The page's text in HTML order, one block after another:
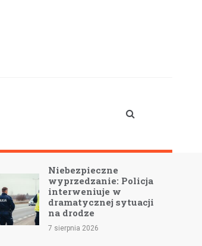
Niebezpieczne
wyprzedzanie: Policja
interweniuje w
dramatycznej sytuacji
na drodze
7 sierpnia 2026